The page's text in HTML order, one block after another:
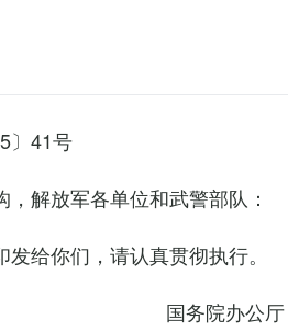
〕41号
解放军各单位和武警部队：
给你们，请认真贯彻执行。
国务院办公